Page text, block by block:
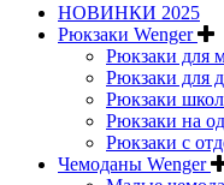
НОВИНКИ 2025
Рюкзаки Wenger
Рюкзаки для
Рюкзаки для
Рюкзаки
Рюкзаки на
Рюкзаки с
Чемоданы Wenger